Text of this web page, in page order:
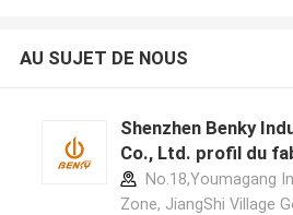
AU SUJET DE NOUS
Shenzhen Benky
Co., Ltd. profil du
No.18,Youmagang
Zone, JiangShi Village